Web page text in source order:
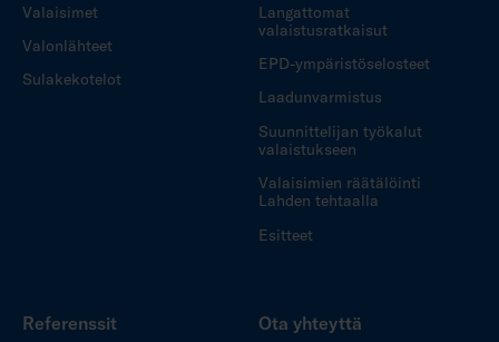
Valaisimet
Valonlähteet
Sulakekotelot
Langattomat
valaistusratkaisut
EPD-ympäristöselosteet
Laadunvarmistus
Suunnittelijan työkalut
valaistukseen
Valaisimien räätälöinti
Lahden tehtaalla
Esitteet
Referenssit Ota yhteyttä